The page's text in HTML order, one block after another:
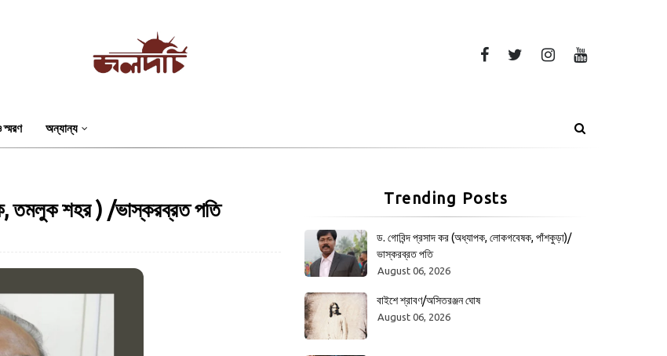
স্মরণ অন্যান্য
তমলুক শহর ) /ভাস্করব্রত পতি Trending Posts
ড. গোবিন্দ প্রসাদ কর (অধ্যাপক, লোকগবেষক, পাঁশকুড়া)/
ভাস্করব্রত পতি
August 06, 2026
বাইশে শ্রাবণ/অসিতরঞ্জন ঘোষ
August 06, 2026